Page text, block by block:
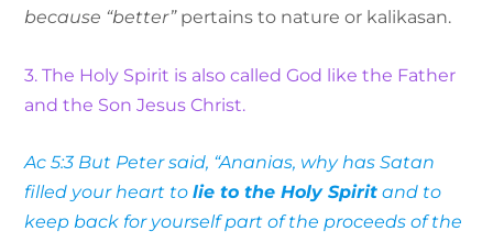
because “better”pertains to nature or kalikasan.
3. The Holy Spirit is also called God like the Father
and the Son Jesus Christ.
Ac 5:3 But Peter said, “Ananias, why has Satan
filled your heart tolie to the Holy Spirit and to
keep back for yourself part of the proceeds of the